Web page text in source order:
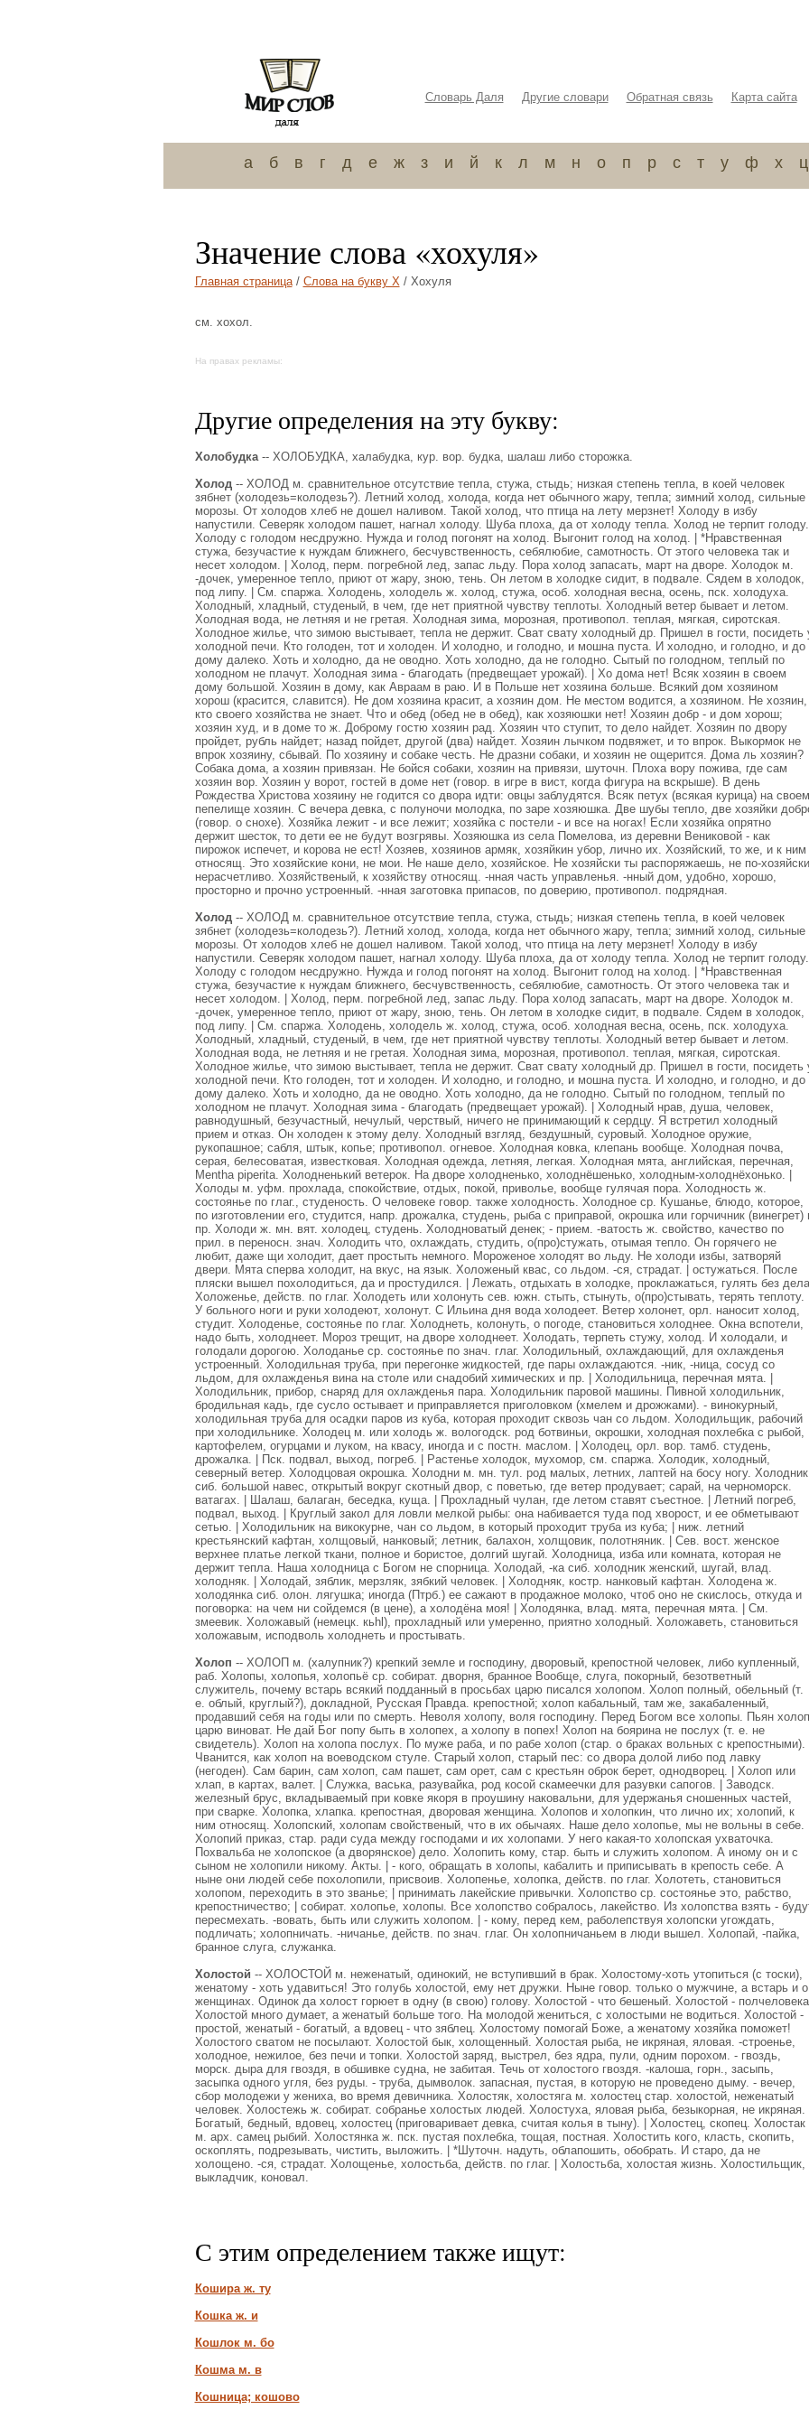
Словарь Даля Другие словари Обратная связь Карта сайта
а б в г д е ж з и й к л м н о п р с т у ф х ц
Значение слова «хохуля»
Главная страница/ Слова на букву Х/ Хохуля
см. хохол.
На правах рекламы:
Другие определения на эту букву:
Холобудка-- ХОЛОБУДКА, халабудка, кур. вор. будка, шалаш либо сторожка.
Холод-- ХОЛОД м. сравнительное отсутствие тепла, стужа, стыдь; низкая степень тепла, в коей человек
зябнет (холодезь=колодезь?). Летний холод, холода, когда нет обычного жару, тепла; зимний холод, сильные
морозы. От холодов хлеб не дошел наливом. Такой холод, что птица на лету мерзнет! Холоду в избу
напустили. Северяк холодом пашет, нагнал холоду. Шуба плоха, да от холоду тепла. Холод не терпит голоду.
Холоду с голодом несдружно. Нужда и голод погонят на холод. Выгонит голод на холод. | *Нравственная
стужа, безучастие к нуждам ближнего, бесчувственность, себялюбие, самотность. От этого человека так и
несет холодом. | Холод, перм. погребной лед, запас льду. Пора холод запасать, март на дворе. Холодок м.
-дочек, умеренное тепло, приют от жару, зною, тень. Он летом в холодке сидит, в подвале. Сядем в холодок,
под липу. | См. спаржа. Холодень, холодель ж. холод, стужа, особ. холодная весна, осень, пск. холодуха.
Холодный, хладный, студеный, в чем, где нет приятной чувству теплоты. Холодный ветер бывает и летом.
Холодная вода, не летняя и не гретая. Холодная зима, морозная, противопол. теплая, мягкая, сиротская.
Холодное жилье, что зимою выстывает, тепла не держит. Сват свату холодный др. Пришел в гости, посидеть
холодной печи. Кто голоден, тот и холоден. И холодно, и голодно, и мошна пуста. И холодно, и голодно, и до
дому далеко. Хоть и холодно, да не оводно. Хоть холодно, да не голодно. Сытый по голодном, теплый по
холодном не плачут. Холодная зима - благодать (предвещает урожай). | Хо дома нет! Всяк хозяин в своем
дому большой. Хозяин в дому, как Авраам в раю. И в Польше нет хозяина больше. Всякий дом хозяином
хорош (красится, славится). Не дом хозяина красит, а хозяин дом. Не местом водится, а хозяином. Не хозяин,
кто своего хозяйства не знает. Что и обед (обед не в обед), как хозяюшки нет! Хозяин добр - и дом хорош;
хозяин худ, и в доме то ж. Доброму гостю хозяин рад. Хозяин что ступит, то дело найдет. Хозяин по двору
пройдет, рубль найдет; назад пойдет, другой (два) найдет. Хозяин лычком подвяжет, и то впрок. Выкормок не
впрок хозяину, сбывай. По хозяину и собаке честь. Не дразни собаки, и хозяин не ощерится. Дома ль хозяин?
Собака дома, а хозяин привязан. Не бойся собаки, хозяин на привязи, шуточн. Плоха вору пожива, где сам
хозяин вор. Хозяин у ворот, гостей в доме нет (говор. в игре в вист, когда фигура на вскрыше). В день
Рождества Христова хозяину не годится со двора идти: овцы заблудятся. Всяк петух (всякая курица) на своем
пепелище хозяин. С вечера девка, с полуночи молодка, по заре хозяюшка. Две шубы тепло, две хозяйки
(говор. о снохе). Хозяйка лежит - и все лежит; хозяйка с постели - и все на ногах! Если хозяйка опрятно
держит шесток, то дети ее не будут возгрявы. Хозяюшка из села Помелова, из деревни Вениковой - как
пирожок испечет, и корова не ест! Хозяев, хозяинов армяк, хозяйкин убор, лично их. Хозяйский, то же, и к ним
относящ. Это хозяйские кони, не мои. Не наше дело, хозяйское. Не хозяйски ты распоряжаешь, не по-
нерасчетливо. Хозяйственый, к хозяйству относящ. -нная часть управленья. -нный дом, удобно, хорошо,
просторно и прочно устроенный. -нная заготовка припасов, по доверию, противопол. подрядная.
Холод-- ХОЛОД м. сравнительное отсутствие тепла, стужа, стыдь; низкая степень тепла, в коей человек
зябнет (холодезь=колодезь?). Летний холод, холода, когда нет обычного жару, тепла; зимний холод, сильные
морозы. От холодов хлеб не дошел наливом. Такой холод, что птица на лету мерзнет! Холоду в избу
напустили. Северяк холодом пашет, нагнал холоду. Шуба плоха, да от холоду тепла. Холод не терпит голоду.
Холоду с голодом несдружно. Нужда и голод погонят на холод. Выгонит голод на холод. | *Нравственная
стужа, безучастие к нуждам ближнего, бесчувственность, себялюбие, самотность. От этого человека так и
несет холодом. | Холод, перм. погребной лед, запас льду. Пора холод запасать, март на дворе. Холодок м.
-дочек, умеренное тепло, приют от жару, зною, тень. Он летом в холодке сидит, в подвале. Сядем в холодок,
под липу. | См. спаржа. Холодень, холодель ж. холод, стужа, особ. холодная весна, осень, пск. холодуха.
Холодный, хладный, студеный, в чем, где нет приятной чувству теплоты. Холодный ветер бывает и летом.
Холодная вода, не летняя и не гретая. Холодная зима, морозная, противопол. теплая, мягкая, сиротская.
Холодное жилье, что зимою выстывает, тепла не держит. Сват свату холодный др. Пришел в гости, посидеть
холодной печи. Кто голоден, тот и холоден. И холодно, и голодно, и мошна пуста. И холодно, и голодно, и до
дому далеко. Хоть и холодно, да не оводно. Хоть холодно, да не голодно. Сытый по голодном, теплый по
холодном не плачут. Холодная зима - благодать (предвещает урожай). | Холодный нрав, душа, человек,
равнодушный, безучастный, нечулый, черствый, ничего не принимающий к сердцу. Я встретил холодный
прием и отказ. Он холоден к этому делу. Холодный взгляд, бездушный, суровый. Холодное оружие,
рукопашное; сабля, штык, копье; противопол. огневое. Холодная ковка, клепань вообще. Холодная почва,
серая, белесоватая, известковая. Холодная одежда, летняя, легкая. Холодная мята, английская, перечная,
Mentha piperita. Холодненький ветерок. На дворе холодненько, холоднёшенько, холодным-холоднёхонько. |
Холоды м. уфм. прохлада, спокойствие, отдых, покой, приволье, вообще гулячая пора. Холодность ж.
состоянье по глаг., студеность. О человеке говор. также холодность. Холодное ср. Кушанье, блюдо, которое,
по изготовлении его, студится, напр. дрожалка, студень, рыба с приправой, окрошка или горчичник (винегрет)
пр. Холоди ж. мн. вят. холодец, студень. Холодноватый денек; - прием. -ватость ж. свойство, качество по
прил. в переносн. знач. Холодить что, охлаждать, студить, о(про)стужать, отымая тепло. Он горячего не
любит, даже щи холодит, дает простыть немного. Мороженое холодят во льду. Не холоди избы, затворяй
двери. Мята сперва холодит, на вкус, на язык. Холоженый квас, со льдом. -ся, страдат. | остужаться. После
пляски вышел похолодиться, да и простудился. | Лежать, отдыхать в холодке, проклажаться, гулять без
Холоженье, действ. по глаг. Холодеть или холонуть сев. южн. стыть, стынуть, о(про)стывать, терять теплоту.
У больного ноги и руки холодеют, холонут. С Ильина дня вода холодеет. Ветер холонет, орл. наносит холод,
студит. Холоденье, состоянье по глаг. Холоднеть, колонуть, о погоде, становиться холоднее. Окна вспотели,
надо быть, холоднеет. Мороз трещит, на дворе холоднеет. Холодать, терпеть стужу, холод. И холодали, и
голодали дорогою. Холоданье ср. состоянье по знач. глаг. Холодильный, охлаждающий, для охлажденья
устроенный. Холодильная труба, при перегонке жидкостей, где пары охлаждаются. -ник, -ница, сосуд со
льдом, для охлажденья вина на столе или снадобий химических и пр. | Холодильница, перечная мята. |
Холодильник, прибор, снаряд для охлажденья пара. Холодильник паровой машины. Пивной холодильник,
бродильная кадь, где сусло остывает и приправляется приголовком (хмелем и дрожжами). - винокурный,
холодильная труба для осадки паров из куба, которая проходит сквозь чан со льдом. Холодильщик, рабочий
при холодильнике. Холодец м. или холодь ж. вологодск. род ботвиньи, окрошки, холодная похлебка с рыбой,
картофелем, огурцами и луком, на квасу, иногда и с постн. маслом. | Холодец, орл. вор. тамб. студень,
дрожалка. | Пск. подвал, выход, погреб. | Растенье холодок, мухомор, см. спаржа. Холодик, холодный,
северный ветер. Холодцовая окрошка. Холодни м. мн. тул. род малых, летних, лаптей на босу ногу. Холодник
сиб. большой навес, открытый вокруг скотный двор, с поветью, где ветер продувает; сарай, на черноморск.
ватагах. | Шалаш, балаган, беседка, куща. | Прохладный чулан, где летом ставят съестное. | Летний погреб,
подвал, выход. | Круглый закол для ловли мелкой рыбы: она набивается туда под хворост, и ее обметывают
сетью. | Холодильник на викокурне, чан со льдом, в который проходит труба из куба; | ниж. летний
крестьянский кафтан, холщовый, нанковый; летник, балахон, холщовик, полотняник. | Сев. вост. женское
верхнее платье легкой ткани, полное и бористое, долгий шугай. Холодница, изба или комната, которая не
держит тепла. Наша холодница с Богом не спорница. Холодай, -ка сиб. холодник женский, шугай, влад.
холодняк. | Холодай, зяблик, мерзляк, зябкий человек. | Холодняк, костр. нанковый кафтан. Холодена ж.
холодянка сиб. олон. лягушка; иногда (Птрб.) ее сажают в продажное молоко, чтоб оно не скислось, откуда и
поговорка: на чем ни сойдемся (в цене), а холодёна моя! | Холодянка, влад. мята, перечная мята. | См.
змеевик. Холожавый (немецк. кьhl), прохладный или умеренно, приятно холодный. Холожаветь, становиться
холожавым, исподволь холоднеть и простывать.
Холоп -- ХОЛОП м. (халупник?) крепкий земле и господину, дворовый, крепостной человек, либо купленный,
раб. Холопы, холопья, холопьё ср. собират. дворня, бранное Вообще, слуга, покорный, безответный
служитель, почему встарь всякий подданный в просьбах царю писался холопом. Холоп полный, обельный (т.
е. облый, круглый?), докладной, Русская Правда. крепостной; холоп кабальный, там же, закабаленный,
продавший себя на годы или по смерть. Неволя холопу, воля господину. Перед Богом все холопы. Пьян
царю виноват. Не дай Бог попу быть в холопех, а холопу в попех! Холоп на боярина не послух (т. е. не
свидетель). Холоп на холопа послух. По муже раба, и по рабе холоп (стар. о браках вольных с крепостными).
Чванится, как холоп на воеводском стуле. Старый холоп, старый пес: со двора долой либо под лавку
(негоден). Сам барин, сам холоп, сам пашет, сам орет, сам с крестьян оброк берет, однодворец. | Холоп или
хлап, в картах, валет. | Служка, васька, разувайка, род косой скамеечки для разувки сапогов. | Заводск.
железный брус, вкладываемый при ковке якоря в проушину наковальни, для удержанья сношенных частей,
при сварке. Холопка, хлапка. крепостная, дворовая женщина. Холопов и холопкин, что лично их; холопий, к
ним относящ. Холопский, холопам свойственый, что в их обычаях. Наше дело холопье, мы не вольны в себе.
Холопий приказ, стар. ради суда между господами и их холопами. У него какая-то холопская ухваточка.
Похвальба не холопское (а дворянское) дело. Холопить кому, стар. быть и служить холопом. А иному он и с
сыном не холопили никому. Акты. | - кого, обращать в холопы, кабалить и приписывать в крепость себе. А
ныне они людей себе похолопили, присвоив. Холопенье, холопка, действ. по глаг. Холотеть, становиться
холопом, переходить в это званье; | принимать лакейские привычки. Холопство ср. состоянье это, рабство,
крепостничество; | собират. холопье, холопы. Все холопство собралось, лакейство. Из холопства взять -
пересмехать. -вовать, быть или служить холопом. | - кому, перед кем, раболепствуя холопски угождать,
подличать; холопничать. -ничанье, действ. по знач. глаг. Он холопничаньем в люди вышел. Холопай, -пайка,
бранное слуга, служанка.
Холостой -- ХОЛОСТОЙ м. неженатый, одинокий, не вступивший в брак. Холостому-хоть утопиться (с тоски),
женатому - хоть удавиться! Это голубь холостой, ему нет дружки. Ныне говор. только о мужчине, а встарь и о
женщинах. Одинок да холост горюет в одну (в свою) голову. Холостой - что бешеный. Холостой -
Холостой много думает, а женатый больше того. На молодой жениться, с холостыми не водиться. Холостой -
простой, женатый - богатый, а вдовец - что зяблец. Холостому помогай Боже, а женатому хозяйка поможет!
Холостого сватом не посылают. Холостой бык, холощенный. Холостая рыба, не икряная, яловая. -строенье,
холодное, нежилое, без печи и топки. Холостой заряд, выстрел, без ядра, пули, одним порохом. - гвоздь,
морск. дыра для гвоздя, в обшивке судна, не забитая. Течь от холостого гвоздя. -калоша, горн., засыпь,
засыпка одного угля, без руды. - труба, дымволок. запасная, пустая, в которую не проведено дыму. - вечер,
сбор молодежи у жениха, во время девичника. Холостяк, холостяга м. холостец стар. холостой, неженатый
человек. Холостежь ж. собират. собранье холостых людей. Холостуха, яловая рыба, безыкорная, не икряная.
Богатый, бедный, вдовец, холостец (приговаривает девка, считая колья в тыну). | Холостец, скопец. Холостак
м. арх. самец рыбий. Холостянка ж. пск. пустая похлебка, тощая, постная. Холостить кого, класть, скопить,
оскоплять, подрезывать, чистить, выложить. | *Шуточн. надуть, облапошить, обобрать. И старо, да не
холощено. -ся, страдат. Холощенье, холостьба, действ. по глаг. | Холостьба, холостая жизнь. Холостильщик,
выкладчик, коновал.
С этим определением также ищут:
Кошира ж. ту
Кошка ж. и
Кошлок м. бо
Кошма м. в
Кошница; кошово